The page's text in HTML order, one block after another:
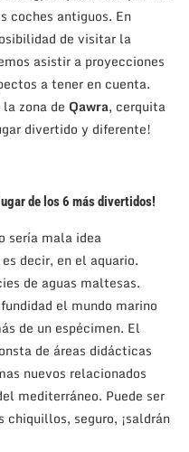
coches antiguos. En
de visitar la
asistir a proyecciones
a tener en cuenta.
zona de Qawra, cerquita
divertido y diferente!
de los 6 más divertidos!
sería mala idea
decir, en el aquario.
de aguas maltesas.
el mundo marino
de un espécimen. El
de áreas didácticas
nuevos relacionados
mediterráneo. Puede ser
chiquillos, seguro, ¡saldrán